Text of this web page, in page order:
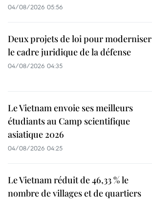
04/08/2026 05:56
Deux projets de loi pour moderniser
le cadre juridique de la défense
04/08/2026 04:35
Le Vietnam envoie ses meilleurs
étudiants au Camp scientifique
asiatique 2026
04/08/2026 04:25
Le Vietnam réduit de 46,33 % le
nombre de villages et de quartiers